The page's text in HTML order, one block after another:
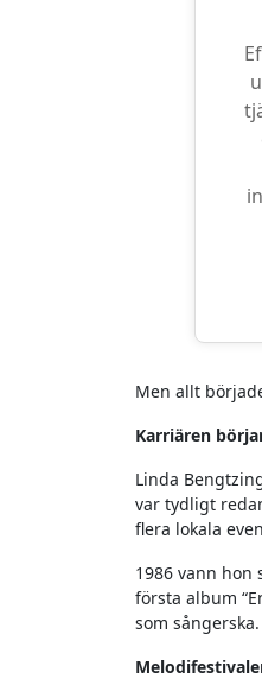
Men allt
Karriären
Linda
var tydligt
flera lokala
1986 vann hon
första album
som sångerska.